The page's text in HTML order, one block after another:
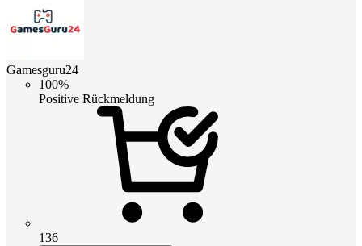
Gamesguru24
100%
Positive Rückmeldung
136